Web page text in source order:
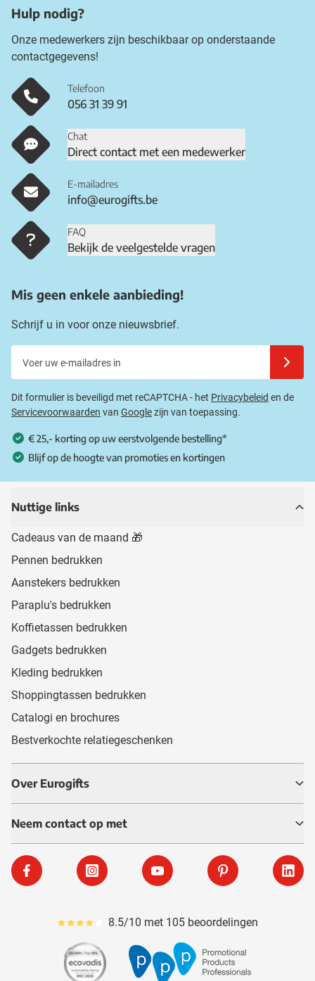
Hulp nodig?
Onze medewerkers zijn beschikbaar op onderstaande
contactgegevens!
Telefoon
056 31 39 91
Chat
Direct contact met een medewerker
E-mailadres
info@eurogifts.be
FAQ
Bekijk de veelgestelde vragen
Mis geen enkele aanbieding!
Schrijf u in voor onze nieuwsbrief.
Dit formulier is beveiligd met reCAPTCHA - het Privacybeleid en de
Servicevoorwaarden van Googlezijn van toepassing.
€ 25,- korting op uw eerstvolgende bestelling*
Blijf op de hoogte van promoties en kortingen
Nuttige links
Cadeaus van de maand 🎁
Pennen bedrukken
Aanstekers bedrukken
Paraplu's bedrukken
Koffietassen bedrukken
Gadgets bedrukken
Kleding bedrukken
Shoppingtassen bedrukken
Catalogi en brochures
Bestverkochte relatiegeschenken
Over Eurogifts
Neem contact op met
Facebook Instagram YouTube Pinterest
Gemiddeld reviewpercentage is 85
8.5/10 met 105 beoordelingen